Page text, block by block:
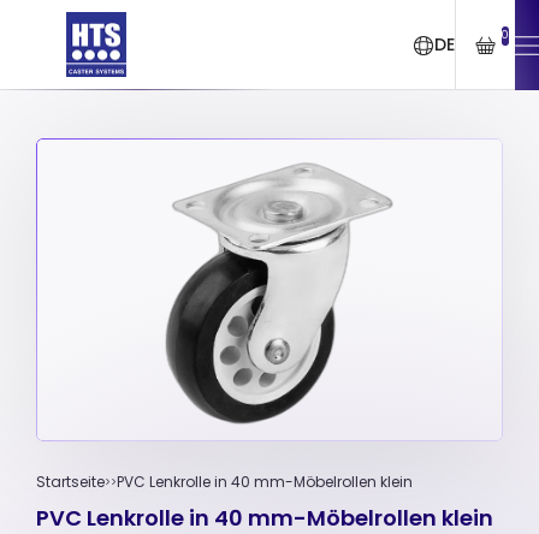
DE 0
Startseite PVC Lenkrolle in 40 mm-Möbelrollen klein
PVC Lenkrolle in 40 mm-Möbelrollen klein